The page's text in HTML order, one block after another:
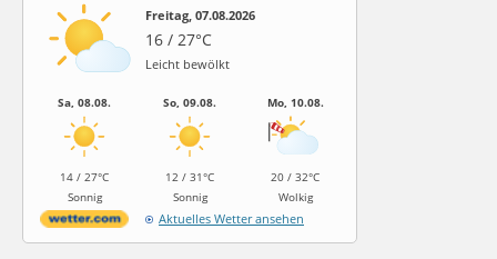
Freitag, 07.08.2026
16 / 27°C
Leicht bewölkt
Sa, 08.08.
14 / 27°C
Sonnig
So, 09.08.
12 / 31°C
Sonnig
Mo, 10.08.
20 / 32°C
Wolkig
Aktuelles Wetter ansehen